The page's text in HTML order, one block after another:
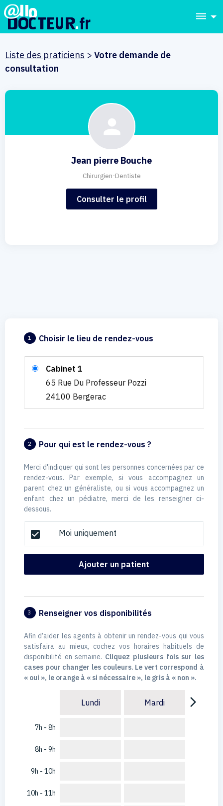
dehaze
Liste des praticiens > Votre demande de
consultation
Jean pierre Bouche
Chirurgien-Dentiste
Consulter le profil
1 Choisir le lieu de rendez-vous
Cabinet 1
65 Rue Du Professeur Pozzi
24100 Bergerac
2 Pour qui est le rendez-vous ?
Merci d'indiquer qui sont les personnes concernées par ce
rendez-vous. Par exemple, si vous accompagnez un
parent chez un généraliste, ou si vous accompagnez un
enfant chez un pédiatre, merci de les renseigner ci-
dessous.
check_box Moi uniquement
Ajouter un patient
3 Renseigner vos disponibilités
Afin d’aider les agents à obtenir un rendez-vous qui vous
satisfaira au mieux, cochez vos horaires habituels de
disponibilité en semaine. Cliquez plusieurs fois sur les
cases pour changer les couleurs. Le vert correspond à
« oui », le orange à « si nécessaire », le gris à « non ».
7h - 8h
8h - 9h
9h - 10h
10h - 11h
Lundi Mardi arrow_forward_ios